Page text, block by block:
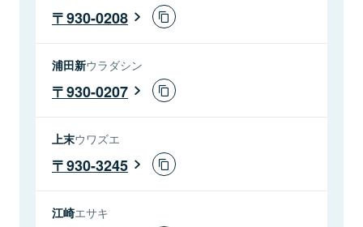
930-0208
浦田新ウラダシン
930-0207
上末ウワズエ
930-3245
江崎エサキ